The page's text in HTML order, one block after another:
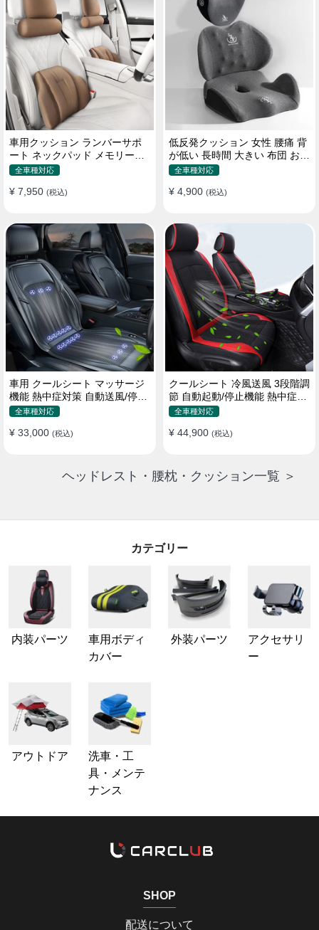
車用クッション ランバーサポ
ート ネックパッド メモリーフ
ォーム 疲労回復
全車種対応
¥ 7,950 (税込)
低反発クッション 女性 腰痛 背
が低い 長時間 大きい 布団 おし
ゃれ 運転 疲労回復
全車種対応
¥ 4,900 (税込)
車用 クールシート マッサージ
機能 熱中症対策 自動送風/停止
機能 24個強力ファン 取付簡単
全車種対応
¥ 33,000 (税込)
クールシート 冷風送風 3段階調
節 自動起動/停止機能 熱中症対
策 夏 暑さ対策 取付簡単
全車種対応
¥ 44,900 (税込)
ヘッドレスト・腰枕・クッション一覧 ＞
カテゴリー
内装パーツ
車用ボディ
カバー
外装パーツ
アクセサリ
ー
アウトドア
洗車・工
具・メンテ
ナンス
SHOP
配送について